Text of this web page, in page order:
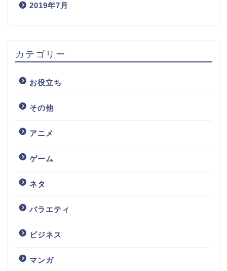
2019年7月
カテゴリー
お役立ち
その他
アニメ
ゲーム
ネタ
バラエティ
ビジネス
マンガ